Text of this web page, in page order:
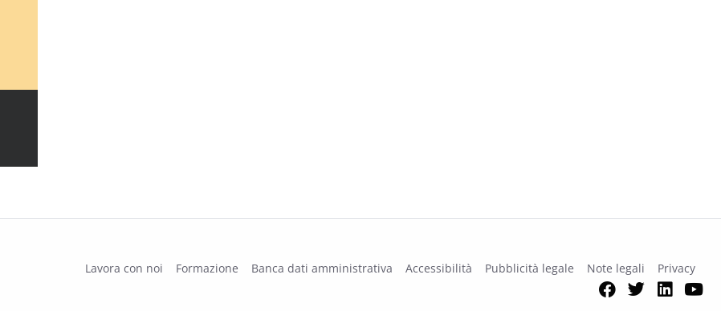
Lavora con noi Formazione Banca dati amministrativa Accessibilità Pubblicità legale Note legali Privacy
Facebook
Twitter